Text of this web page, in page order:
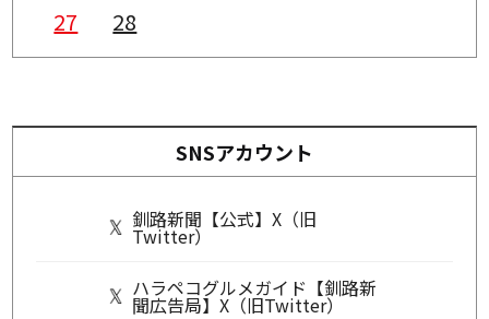
27
28
SNSアカウント
釧路新聞【公式】X（旧
Twitter）
ハラペコグルメガイド【釧路新
聞広告局】X（旧Twitter）